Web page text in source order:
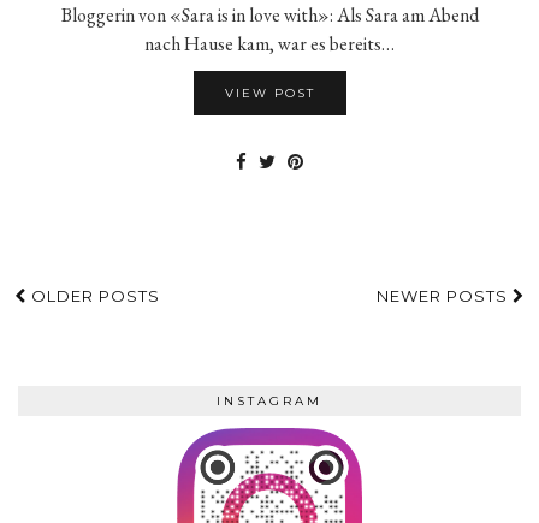
Bloggerin von «Sara is in love with»: Als Sara am Abend
nach Hause kam, war es bereits…
VIEW POST
OLDER POSTS NEWER POSTS
INSTAGRAM